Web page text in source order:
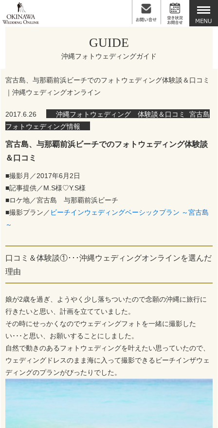
GUIDE
沖縄フォトウェディングガイド
宮古島、与那覇前浜ビーチでのフォトウェディング体験談＆口コミ
｜沖縄ウェディングオンライン
2017.6.26 沖縄フォトウェディング 体験談＆口コミ ,宮古島
フォトウェディング情報
宮古島、与那覇前浜ビーチでのフォトウェディング体験談
＆口コミ
■撮影月／2017年6月2日
■記事提供／M.S様♡Y.S様
■ロケ地／宮古島 与那覇前浜ビーチ
■撮影プラン／ ビーチインウェディングベーシックプラン ～宮古島
～
口コミ＆体験談①･･･沖縄ウェディングオンラインを選んだ
理由
娘が2歳を過ぎ、ようやく少し落ちついたので念願の沖縄に旅行に
行きたいと思い、計画を立てていました。
その時にせっかくなのでウェディングフォトを一緒に撮影した
い･･･と思い、お願いすることにしました。
自然で動きのあるフォトウェディングを叶えたい思っていたので、
ウェディングドレスのまま海に入って撮影できるビーチインザウェ
ディングのプランがぴったりでした。